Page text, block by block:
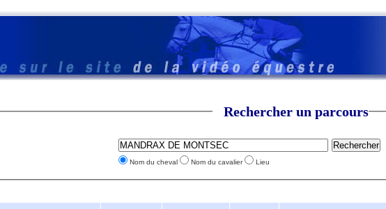
Rechercher un parcours
Nom du cheval Nom du cavalier Lieu